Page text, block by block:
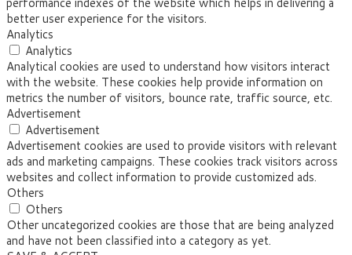
better user experience for the visitors.
Analytics
Analytics
Analytical cookies are used to understand how visitors interact
with the website. These cookies help provide information on
metrics the number of visitors, bounce rate, traffic source, etc.
Advertisement
Advertisement
Advertisement cookies are used to provide visitors with relevant
ads and marketing campaigns. These cookies track visitors across
websites and collect information to provide customized ads.
Others
Others
Other uncategorized cookies are those that are being analyzed
and have not been classified into a category as yet.